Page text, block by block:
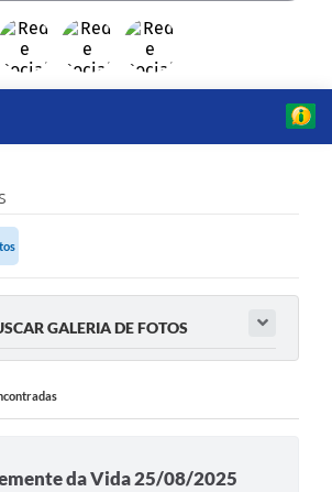
GALERIA DE FOTOS
da Vida 25/08/2025